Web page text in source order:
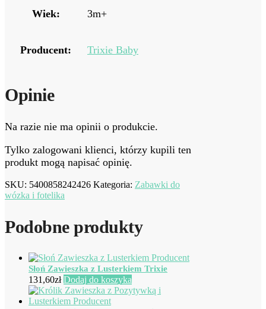
Wiek: 3m+
Producent: Trixie Baby
Opinie
Na razie nie ma opinii o produkcie.
Tylko zalogowani klienci, którzy kupili ten
produkt mogą napisać opinię.
SKU: 5400858242426 Kategoria: Zabawki do
wózka i fotelika
Podobne produkty
Słoń Zawieszka z Lusterkiem Trixie
131,60zł Dodaj do koszyka